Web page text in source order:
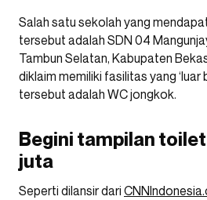
Salah satu sekolah yang
tersebut adalah SDN 04
Tambun Selatan, Kabupaten
diklaim memiliki fasilitas yang
tersebut adalah WC jongkok.
Begini tampilan toilet
juta
Seperti dilansir dari